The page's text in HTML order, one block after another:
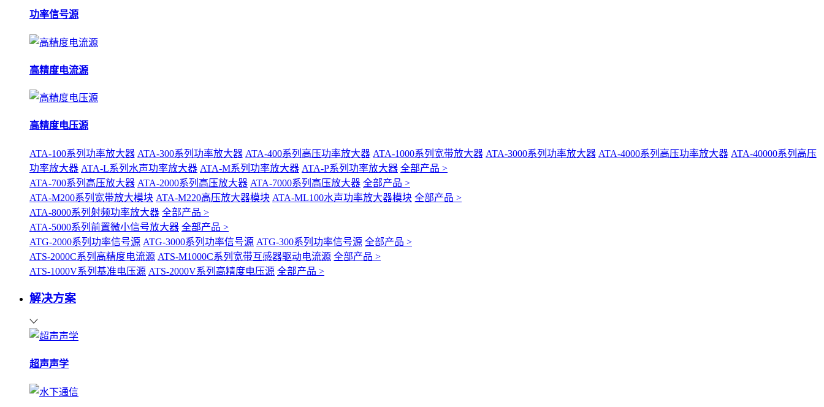
功率信号源
高精度电流源
高精度电压源
ATA-100系列功率放大器 ATA-300系列功率放大器 ATA-400系列高压功率放大器 ATA-1000系列宽带放大器 ATA-3000系列功率放大器 ATA-4000系列高压功率放大器 ATA-40000系列高压
功率放大器 ATA-L系列水声功率放大器 ATA-M系列功率放大器 ATA-P系列功率放大器 全部产品 >
ATA-700系列高压放大器 ATA-2000系列高压放大器 ATA-7000系列高压放大器 全部产品 >
ATA-M200系列宽带放大模块 ATA-M220高压放大器模块 ATA-ML100水声功率放大器模块 全部产品 >
ATA-8000系列射频功率放大器 全部产品 >
ATA-5000系列前置微小信号放大器 全部产品 >
ATG-2000系列功率信号源 ATG-3000系列功率信号源 ATG-300系列功率信号源 全部产品 >
ATS-2000C系列高精度电流源 ATS-M1000C系列宽带互感器驱动电流源 全部产品 >
ATS-1000V系列基准电压源 ATS-2000V系列高精度电压源 全部产品 >
解决方案
超声声学